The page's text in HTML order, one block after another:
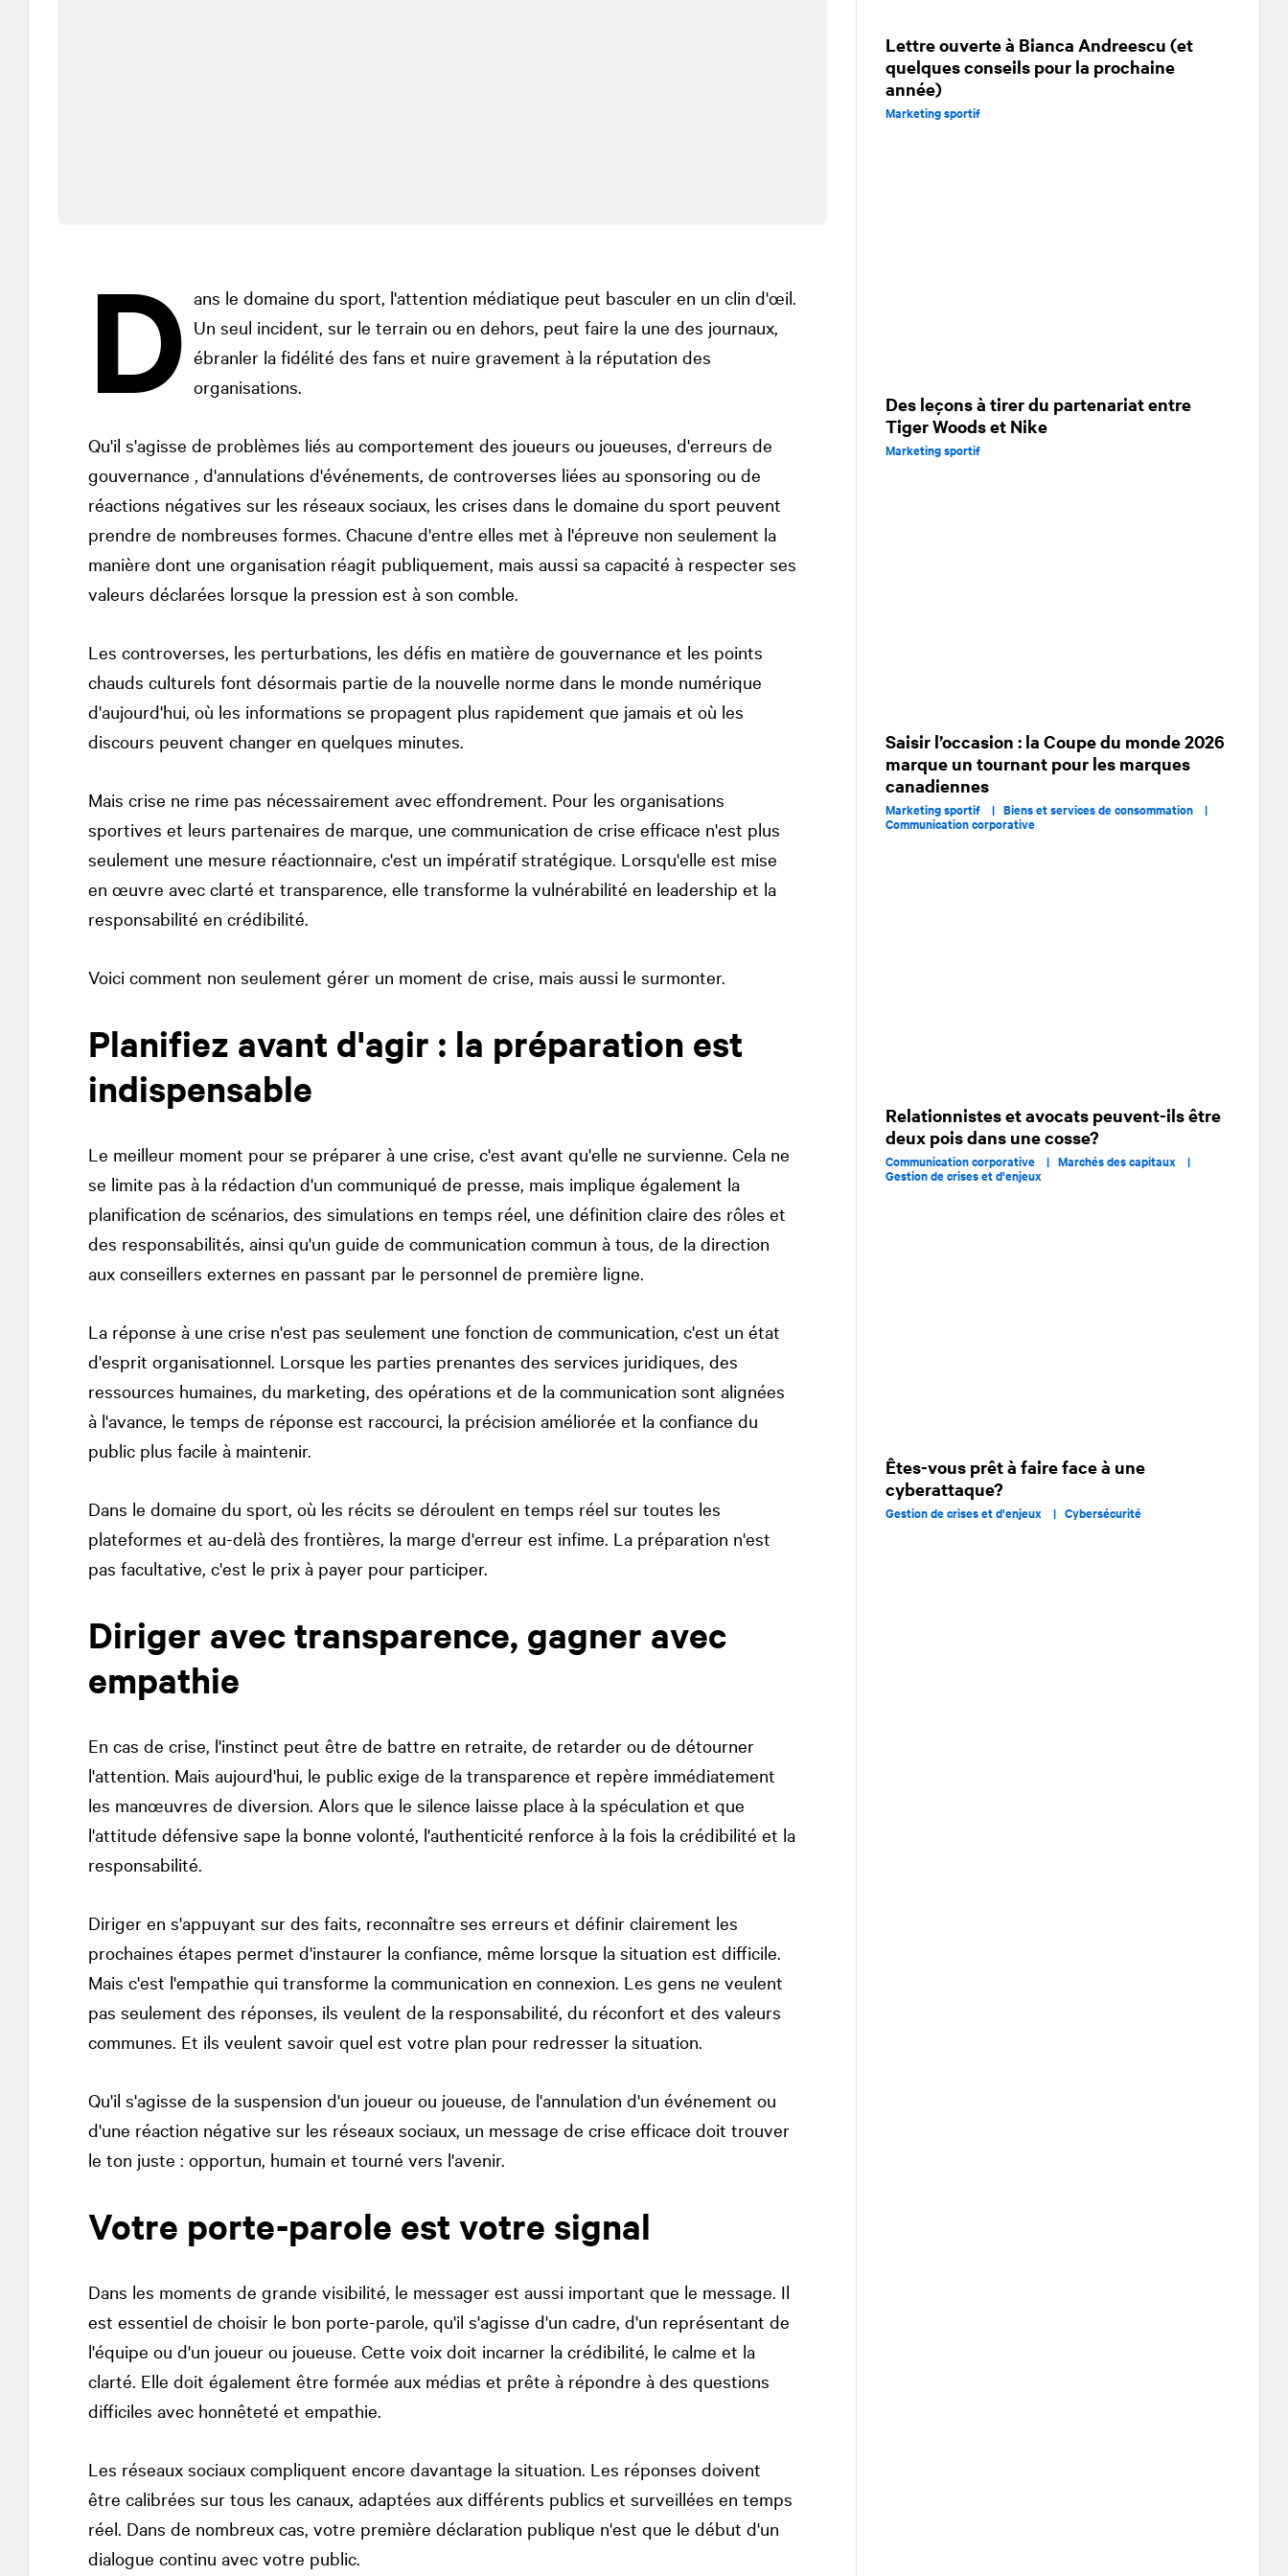
D ans le domaine du sport, l'attention médiatique peut basculer en un clin d'œil.
Un seul incident, sur le terrain ou en dehors, peut faire la une des journaux,
ébranler la fidélité des fans et nuire gravement à la réputation des
organisations.
Qu'il s'agisse de problèmes liés au comportement des joueurs ou joueuses, d'erreurs de
gouvernance , d'annulations d'événements, de controverses liées au sponsoring ou de
réactions négatives sur les réseaux sociaux, les crises dans le domaine du sport peuvent
prendre de nombreuses formes. Chacune d'entre elles met à l'épreuve non seulement la
manière dont une organisation réagit publiquement, mais aussi sa capacité à respecter ses
valeurs déclarées lorsque la pression est à son comble.
Les controverses, les perturbations, les défis en matière de gouvernance et les points
chauds culturels font désormais partie de la nouvelle norme dans le monde numérique
d'aujourd'hui, où les informations se propagent plus rapidement que jamais et où les
discours peuvent changer en quelques minutes.
Mais crise ne rime pas nécessairement avec effondrement. Pour les organisations
sportives et leurs partenaires de marque, une communication de crise efficace n'est plus
seulement une mesure réactionnaire, c'est un impératif stratégique. Lorsqu'elle est mise
en œuvre avec clarté et transparence, elle transforme la vulnérabilité en leadership et la
responsabilité en crédibilité.
Voici comment non seulement gérer un moment de crise, mais aussi le surmonter.
Planifiez avant d'agir : la préparation est
indispensable
Le meilleur moment pour se préparer à une crise, c'est avant qu'elle ne survienne. Cela ne
se limite pas à la rédaction d'un communiqué de presse, mais implique également la
planification de scénarios, des simulations en temps réel, une définition claire des rôles et
des responsabilités, ainsi qu'un guide de communication commun à tous, de la direction
aux conseillers externes en passant par le personnel de première ligne.
La réponse à une crise n'est pas seulement une fonction de communication, c'est un état
d'esprit organisationnel. Lorsque les parties prenantes des services juridiques, des
ressources humaines, du marketing, des opérations et de la communication sont alignées
à l'avance, le temps de réponse est raccourci, la précision améliorée et la confiance du
public plus facile à maintenir.
Dans le domaine du sport, où les récits se déroulent en temps réel sur toutes les
plateformes et au-delà des frontières, la marge d'erreur est infime. La préparation n'est
pas facultative, c'est le prix à payer pour participer.
Diriger avec transparence, gagner avec
empathie
En cas de crise, l'instinct peut être de battre en retraite, de retarder ou de détourner
l'attention. Mais aujourd'hui, le public exige de la transparence et repère immédiatement
les manœuvres de diversion. Alors que le silence laisse place à la spéculation et que
l'attitude défensive sape la bonne volonté, l'authenticité renforce à la fois la crédibilité et la
responsabilité.
Diriger en s'appuyant sur des faits, reconnaître ses erreurs et définir clairement les
prochaines étapes permet d'instaurer la confiance, même lorsque la situation est difficile.
Mais c'est l'empathie qui transforme la communication en connexion. Les gens ne veulent
pas seulement des réponses, ils veulent de la responsabilité, du réconfort et des valeurs
communes. Et ils veulent savoir quel est votre plan pour redresser la situation.
Qu'il s'agisse de la suspension d'un joueur ou joueuse, de l'annulation d'un événement ou
d'une réaction négative sur les réseaux sociaux, un message de crise efficace doit trouver
le ton juste : opportun, humain et tourné vers l'avenir.
Votre porte-parole est votre signal
Dans les moments de grande visibilité, le messager est aussi important que le message. Il
est essentiel de choisir le bon porte-parole, qu'il s'agisse d'un cadre, d'un représentant de
l'équipe ou d'un joueur ou joueuse. Cette voix doit incarner la crédibilité, le calme et la
clarté. Elle doit également être formée aux médias et prête à répondre à des questions
difficiles avec honnêteté et empathie.
Les réseaux sociaux compliquent encore davantage la situation. Les réponses doivent
être calibrées sur tous les canaux, adaptées aux différents publics et surveillées en temps
réel. Dans de nombreux cas, votre première déclaration publique n'est que le début d'un
dialogue continu avec votre public.
Lettre ouverte à Bianca Andreescu (et
quelques conseils pour la prochaine
année)
Marketing sportif
Des leçons à tirer du partenariat entre
Tiger Woods et Nike
Marketing sportif
Saisir l’occasion : la Coupe du monde 2026
marque un tournant pour les marques
canadiennes
Marketing sportif | Biens et services de consommation |
Communication corporative
Relationnistes et avocats peuvent-ils être
deux pois dans une cosse?
Communication corporative | Marchés des capitaux |
Gestion de crises et d'enjeux
Êtes-vous prêt à faire face à une
cyberattaque?
Gestion de crises et d'enjeux | Cybersécurité